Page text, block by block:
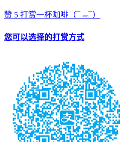
赞 5 打赏一杯咖啡 （¯﹃¯）
您可以选择的打赏方式